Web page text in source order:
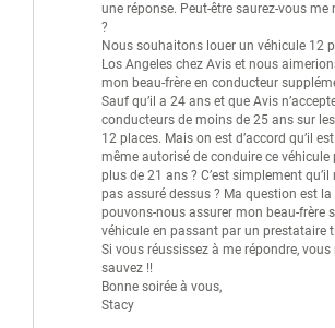
une réponse. Peut-être saurez-vous me
?
Nous souhaitons louer un véhicule 12
Los Angeles chez Avis et nous
mon beau-frère en conducteur
Sauf qu’il a 24 ans et que Avis
conducteurs de moins de 25 ans sur
12 places. Mais on est d’accord qu’il
même autorisé de conduire ce véhicule
plus de 21 ans ? C’est simplement qu’il
pas assuré dessus ? Ma question est la
pouvons-nous assurer mon beau-frère
véhicule en passant par un prestataire
Si vous réussissez à me répondre, vous
sauvez !!
Bonne soirée à vous,
Stacy